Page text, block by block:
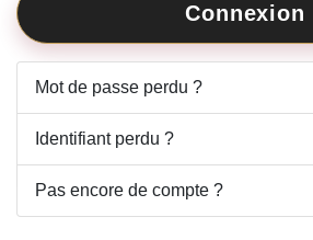
Connexion
Mot de passe perdu ?
Identifiant perdu ?
Pas encore de compte ?